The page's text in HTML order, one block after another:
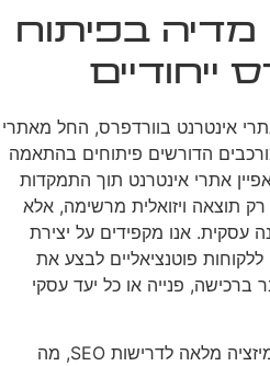
מדיה בפיתוח
ייחודיים
אינטרנט בוורדפרס, החל מאתרי
הדורשים פיתוחים בהתאמה
אתרי אינטרנט תוך התמקדות
תוצאה ויזואלית מרשימה, אלא
אנו מקפידים על יצירת
פוטנציאליים לבצע את
ברכישה, פנייה או כל יעד עסקי
בנוסף, אנו מקפידים על אופטימיזציה מלאה לדרישות SEO, מה